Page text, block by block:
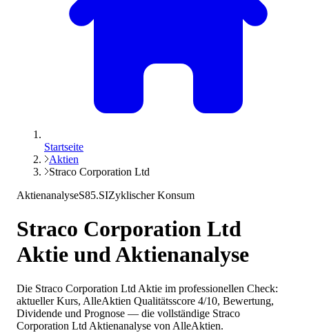
Startseite
Aktien
Straco Corporation Ltd
AktienanalyseS85.SIZyklischer Konsum
Straco Corporation Ltd
Aktie und Aktienanalyse
Die Straco Corporation Ltd Aktie im professionellen Check:
aktueller Kurs, AlleAktien Qualitätsscore 4/10, Bewertung,
Dividende und Prognose — die vollständige Straco
Corporation Ltd Aktienanalyse von AlleAktien.